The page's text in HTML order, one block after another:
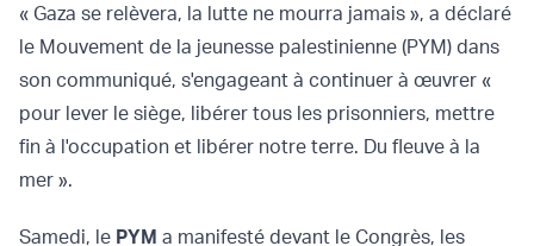
« Gaza se relèvera, la lutte ne mourra jamais », a déclaré
le Mouvement de la jeunesse palestinienne (PYM) dans
son communiqué, s'engageant à continuer à œuvrer «
pour lever le siège, libérer tous les prisonniers, mettre
fin à l'occupation et libérer notre terre. Du fleuve à la
mer ».
Samedi, le PYM a manifesté devant le Congrès, les